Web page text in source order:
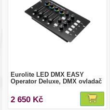
Eurolite LED DMX EASY
Operator Deluxe, DMX ovladač
2 650 Kč